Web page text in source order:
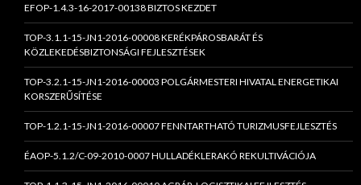
EFOP-1.4.3-16-2017-00138 BIZTOS KEZDET
TOP-3.1.1-15-JN1-2016-00008 KERÉKPÁROSBARÁT ÉS
KÖZLEKEDÉSBIZTONSÁGI FEJLESZTÉSEK
TOP-3.2.1-15-JN1-2016-00003 POLGÁRMESTERI HIVATAL ENERGETIKAI
KORSZERŰSÍTÉSE
TOP-1.2.1-15-JN1-2016-00007 FENNTARTHATÓ TURIZMUSFEJLESZTÉS
ÉAOP-5.1.2/C-09-2010-0007 HULLADÉKLERAKÓ REKULTIVÁCIÓJA